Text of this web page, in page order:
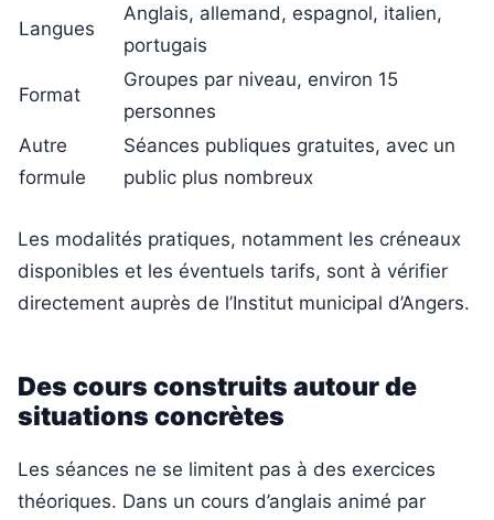
Langues
Anglais, allemand, espagnol, italien,
portugais
Format
Groupes par niveau, environ 15
personnes
Autre
formule
Séances publiques gratuites, avec un
public plus nombreux
Les modalités pratiques, notamment les créneaux
disponibles et les éventuels tarifs, sont à vérifier
directement auprès de l’Institut municipal d’Angers.
Des cours construits autour de
situations concrètes
Les séances ne se limitent pas à des exercices
théoriques. Dans un cours d’anglais animé par